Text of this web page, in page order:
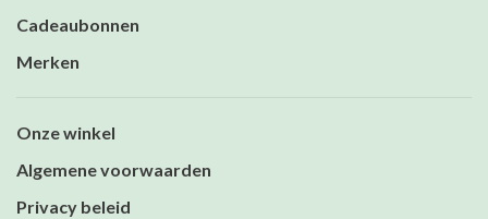
Cadeaubonnen
Merken
Onze winkel
Algemene voorwaarden
Privacy beleid